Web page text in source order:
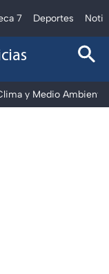
7 Deportes
y Medio Ambiente